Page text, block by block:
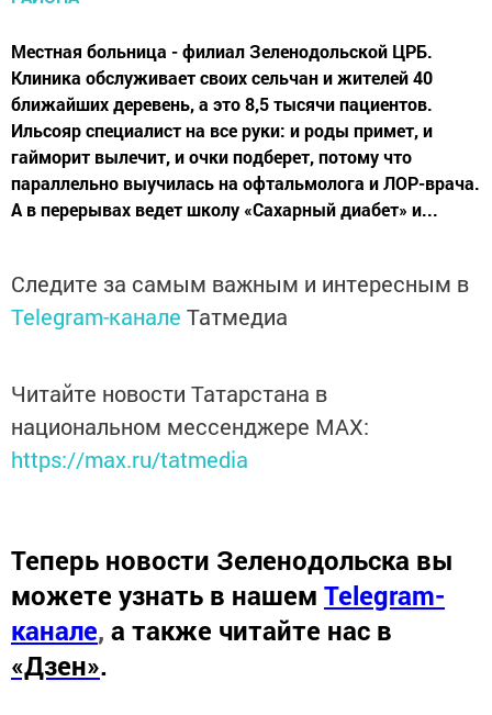
Местная больница - филиал Зеленодольской ЦРБ.
Клиника обслуживает своих сельчан и жителей 40
ближайших деревень, а это 8,5 тысячи пациентов.
Ильсояр специалист на все руки: и роды примет, и
гайморит вылечит, и очки подберет, потому что
параллельно выучилась на офтальмолога и ЛОР-врача.
А в перерывах ведет школу «Сахарный диабет» и...
Следите за самым важным и интересным в
Telegram-канале Татмедиа
Читайте новости Татарстана в
национальном мессенджере MАХ:
https://max.ru/tatmedia
Теперь новости Зеленодольска вы
можете узнать в нашем Telegram-
канале, а также читайте нас в
«Дзен».